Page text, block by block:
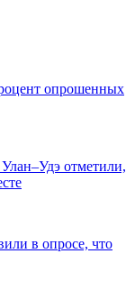
опрошенных
отметили,
в опросе, что